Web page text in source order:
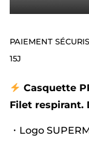
PAIEMENT
15J
Casquette
Filet respirant.
・Logo